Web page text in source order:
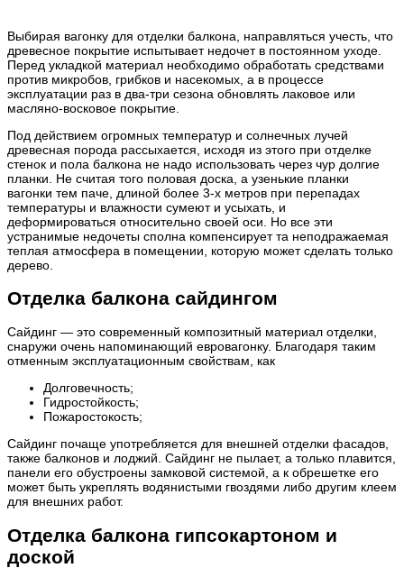
Выбирая вагонку для отделки балкона, направляться учесть, что
древесное покрытие испытывает недочет в постоянном уходе.
Перед укладкой материал необходимо обработать средствами
против микробов, грибков и насекомых, а в процессе
эксплуатации раз в два-три сезона обновлять лаковое или
масляно-восковое покрытие.
Под действием огромных температур и солнечных лучей
древесная порода рассыхается, исходя из этого при отделке
стенок и пола балкона не надо использовать через чур долгие
планки. Не считая того половая доска, а узенькие планки
вагонки тем паче, длиной более 3-х метров при перепадах
температуры и влажности сумеют и усыхать, и
деформироваться относительно своей оси. Но все эти
устранимые недочеты сполна компенсирует та неподражаемая
теплая атмосфера в помещении, которую может сделать только
дерево.
Отделка балкона сайдингом
Сайдинг — это современный композитный материал отделки,
снаружи очень напоминающий евровагонку. Благодаря таким
отменным эксплуатационным свойствам, как
Долговечность;
Гидростойкость;
Пожаростокость;
Сайдинг почаще употребляется для внешней отделки фасадов,
также балконов и лоджий. Сайдинг не пылает, а только плавится,
панели его обустроены замковой системой, а к обрешетке его
может быть укреплять водянистыми гвоздями либо другим клеем
для внешних работ.
Отделка балкона гипсокартоном и
доской